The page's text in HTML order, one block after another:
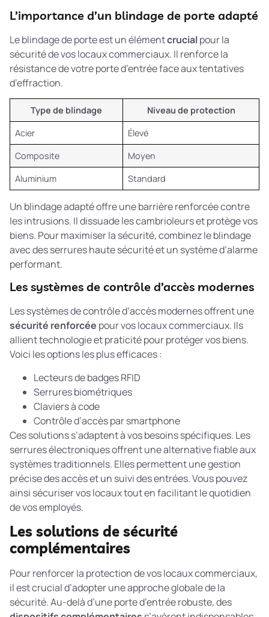
L’importance d’un blindage de porte adapté
Le blindage de porte est un élémentcrucialpour la
sécurité de vos locaux commerciaux. Il renforce la
résistance de votre porte d’entrée face aux tentatives
d’effraction.
Type de blindage
Niveau de protection
Acier
Élevé
Composite
Moyen
Aluminium
Standard
Un blindage adapté offre unebarrière renforcéecontre
les intrusions. Il dissuade les cambrioleurs et protège vos
biens. Pour maximiser la sécurité, combinez le blindage
avec des serrures haute sécurité et un système d’alarme
performant.
Les systèmes de contrôle d’accès modernes
Les systèmes de contrôle d’accès modernes offrent une
sécurité renforcée pour vos locaux commerciaux. Ils
allient technologie et praticité pour protéger vos biens.
Voici les options les plus efficaces :
Lecteurs de badges RFID
Serrures biométriques
Claviers à code
Contrôle d’accès par smartphone
Ces solutions s’adaptent à vos besoins spécifiques. Les
serrures électroniquesoffrent une alternative fiable aux
systèmes traditionnels. Elles permettent une gestion
précise des accès et un suivi des entrées. Vous pouvez
ainsi sécuriser vos locaux tout en facilitant le quotidien
de vos employés.
Les solutions de sécurité
complémentaires
Pour renforcer la protection de vos locaux commerciaux,
il est crucial d’adopter une approche globale de la
sécurité. Au-delà d’une porte d’entrée robuste, des